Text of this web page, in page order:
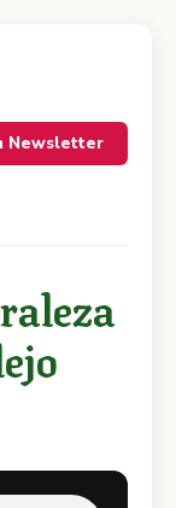
Newsletter